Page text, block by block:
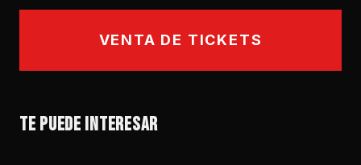
VENTA DE TICKETS
TE PUEDE INTERESAR
SÁB 05 SEP — 21:30H
SANTUARIO
STONE FOUNDATION
EL RODEO – FESTIVAL DE AMERICANA